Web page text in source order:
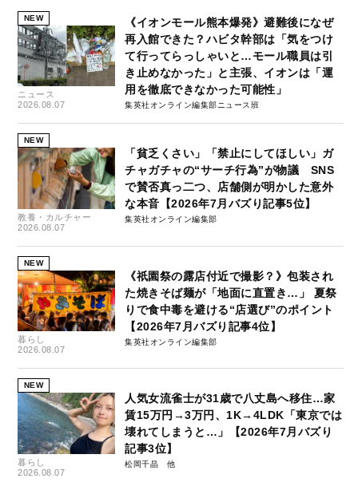
NEW
ニュース
2026.08.07
《イオンモール熊本爆発》避難後になぜ
再入館できた？ハビタ幹部は「気をつけ
て行ってらっしゃいと…モール職員は引
き止めなかった」と主張、イオンは「運
用を徹底できなかった可能性」
集英社オンライン編集部ニュース班
NEW
教養・カルチャー
2026.08.07
「貧乏くさい」「禁止にしてほしい」ガ
チャガチャの“サーチ行為”が物議 SNS
で賛否真っ二つ、店舗側が明かした意外
な本音【2026年7月バズり記事5位】
集英社オンライン編集部
NEW
暮らし
2026.08.07
《祇園祭の露店付近で撮影？》包装され
た焼きそば麺が「地面に直置き…」 夏祭
りで食中毒を避ける“店選び”のポイント
【2026年7月バズり記事4位】
集英社オンライン編集部
NEW
暮らし
2026.08.07
人気女流雀士が31歳で八丈島へ移住…家
賃15万円→3万円、1K→4LDK「東京では
壊れてしまうと…」【2026年7月バズり
記事3位】
松岡千晶